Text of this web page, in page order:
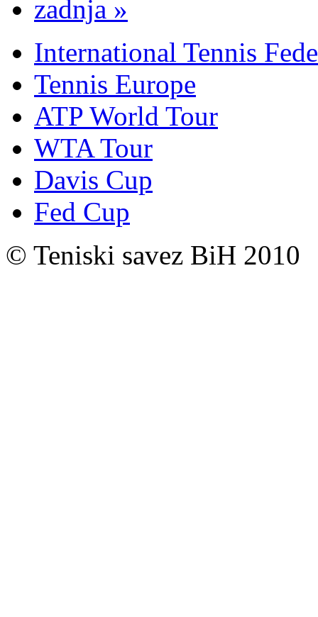
zadnja »
International Tennis
Tennis Europe
ATP World Tour
WTA Tour
Davis Cup
Fed Cup
© Teniski savez BiH 2010